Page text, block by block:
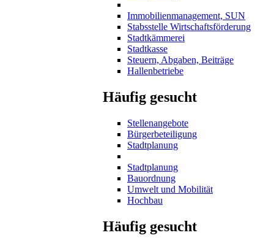
Immobilienmanagement, SUN
Stabsstelle Wirtschaftsförderung
Stadtkämmerei
Stadtkasse
Steuern, Abgaben, Beiträge
Hallenbetriebe
Häufig gesucht
Stellenangebote
Bürgerbeteiligung
Stadtplanung
Stadtplanung
Bauordnung
Umwelt und Mobilität
Hochbau
Häufig gesucht